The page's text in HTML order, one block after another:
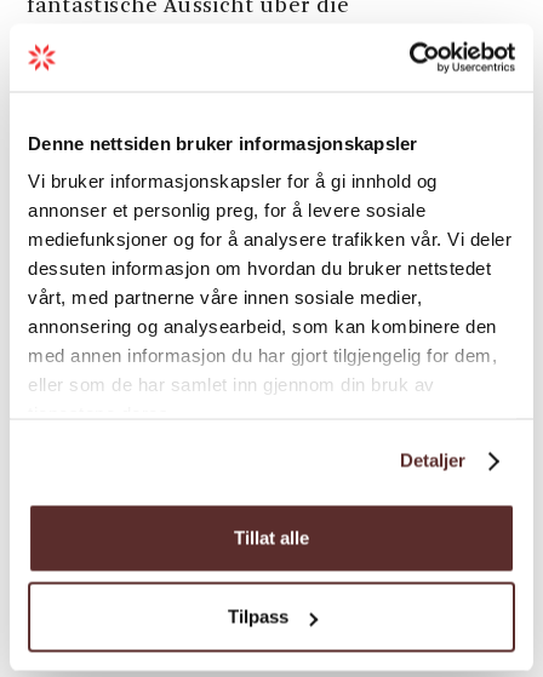
Denne nettsiden bruker informasjonskapsler
Vi bruker informasjonskapsler for å gi innhold og
annonser et personlig preg, for å levere sosiale
mediefunksjoner og for å analysere trafikken vår. Vi deler
dessuten informasjon om hvordan du bruker nettstedet
vårt, med partnerne våre innen sosiale medier,
annonsering og analysearbeid, som kan kombinere den
med annen informasjon du har gjort tilgjengelig for dem,
eller som de har samlet inn gjennom din bruk av
Detaljer
Tillat alle
Tilpass
fantastische Aussicht über die
Fjordlandschaft. Die Tour auf den
Kvasshovden geht auf eine Höhe von...
Beeren pflücken und pilze sammeln | Familie | Fotospot
Wanderungen, Ulvik